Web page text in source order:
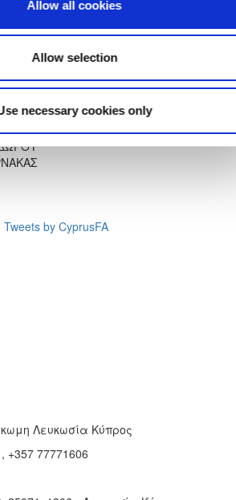
Allow all cookies
Allow selection
necessary cookies only
ΑΕΚ 4
ΘΥΕΛΛΑ
ΑΓΙΟΥ
ΘΕΟΔΩΡΟΥ
ΛΑΡΝΑΚΑΣ
ΑΓΙΟΥ2 3 APOLLON
GERIOU
98'
Tweets by CyprusFA
Λευκωσία Κύπρος
+357 77771606